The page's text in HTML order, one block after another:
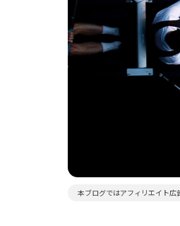
本ブログではアフィリエイト広